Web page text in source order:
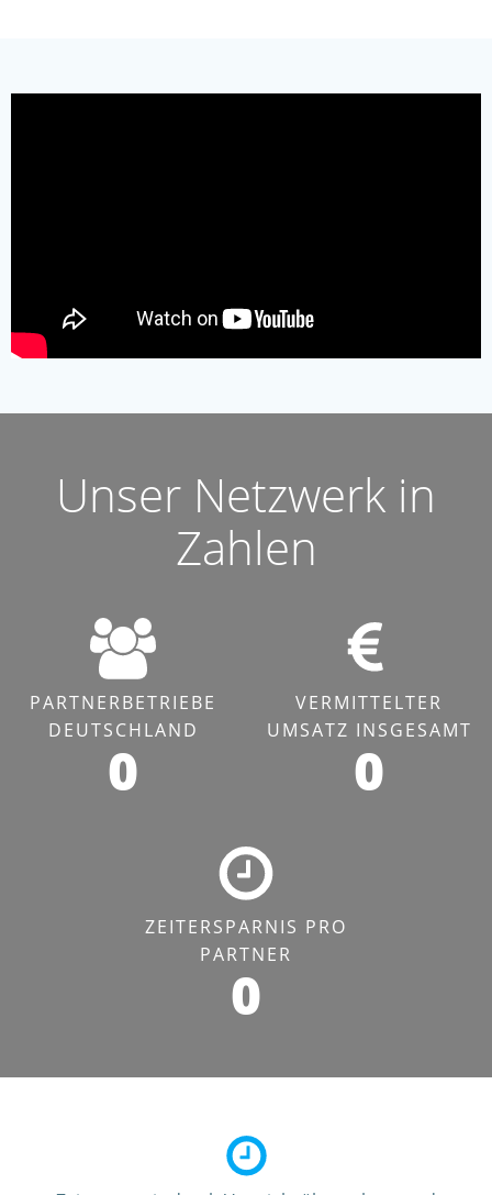
Unser Netzwerk in
Zahlen
PARTNERBETRIEBE
DEUTSCHLAND
0
VERMITTELTER
UMSATZ INSGESAMT
0
ZEITERSPARNIS PRO
PARTNER
0